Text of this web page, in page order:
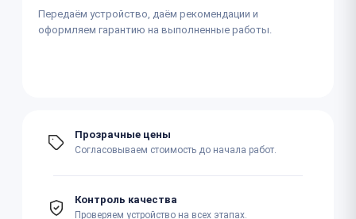
Передаём устройство, даём рекомендации и
оформляем гарантию на выполненные работы.
Прозрачные цены
Согласовываем стоимость до начала работ.
Контроль качества
Проверяем устройство на всех этапах.